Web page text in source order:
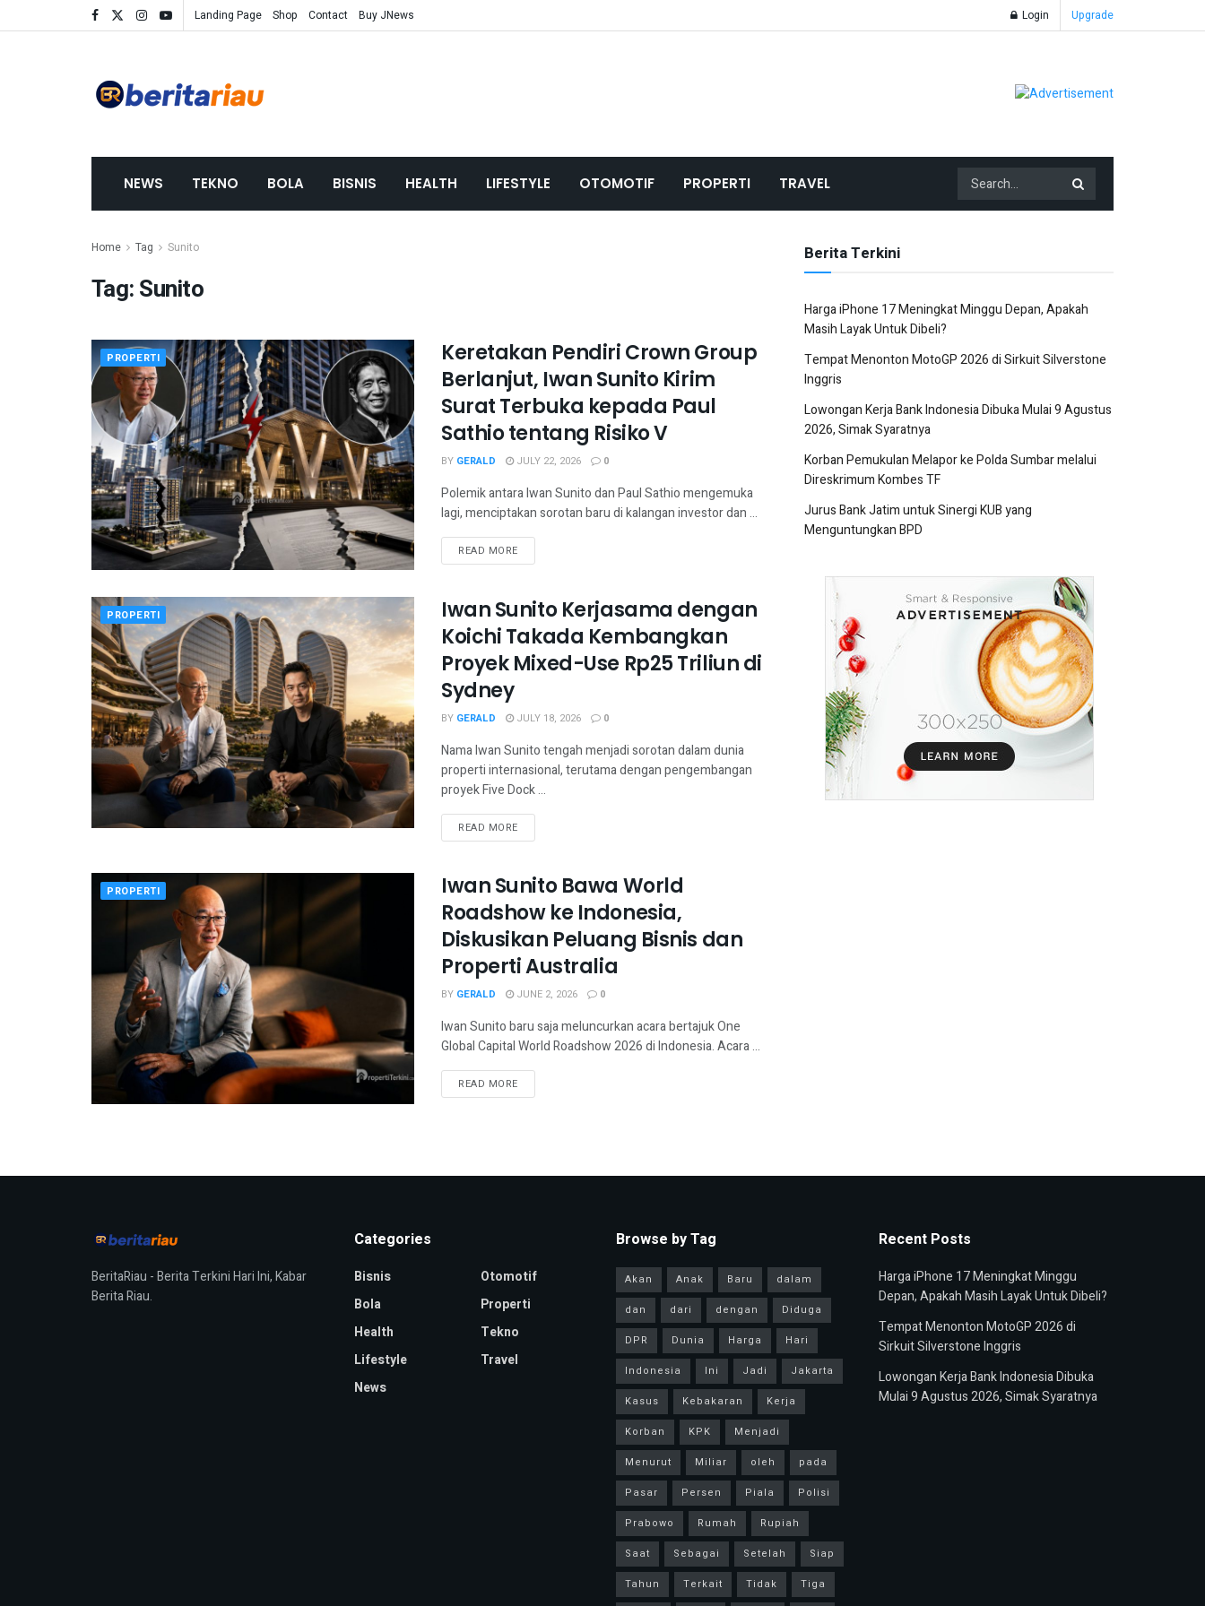
Landing Page Shop Contact Buy JNews Login Upgrade
NEWS TEKNO BOLA BISNIS HEALTH LIFESTYLE OTOMOTIF PROPERTI TRAVEL
Home Tag Sunito
Tag:Sunito
PROPERTI
Keretakan Pendiri Crown Group
Berlanjut, Iwan Sunito Kirim
Surat Terbuka kepada Paul
Sathio tentang Risiko V
BY GERALD JULY 22, 2026 0
Polemik antara Iwan Sunito dan Paul Sathio mengemuka
lagi, menciptakan sorotan baru di kalangan investor dan ...
READ MORE
PROPERTI
Iwan Sunito Kerjasama dengan
Koichi Takada Kembangkan
Proyek Mixed-Use Rp25 Triliun di
Sydney
BY GERALD JULY 18, 2026 0
Nama Iwan Sunito tengah menjadi sorotan dalam dunia
properti internasional, terutama dengan pengembangan
proyek Five Dock ...
READ MORE
PROPERTI
Iwan Sunito Bawa World
Roadshow ke Indonesia,
Diskusikan Peluang Bisnis dan
Properti Australia
BY GERALD JUNE 2, 2026 0
Iwan Sunito baru saja meluncurkan acara bertajuk One
Global Capital World Roadshow 2026 di Indonesia. Acara ...
READ MORE
Berita Terkini
Harga iPhone 17 Meningkat Minggu Depan, Apakah
Masih Layak Untuk Dibeli?
Tempat Menonton MotoGP 2026 di Sirkuit Silverstone
Inggris
Lowongan Kerja Bank Indonesia Dibuka Mulai 9 Agustus
2026, Simak Syaratnya
Korban Pemukulan Melapor ke Polda Sumbar melalui
Direskrimum Kombes TF
Jurus Bank Jatim untuk Sinergi KUB yang
Menguntungkan BPD
BeritaRiau - Berita Terkini Hari Ini, Kabar
Berita Riau.
Categories
Bisnis
Bola
Health
Lifestyle
News
Otomotif
Properti
Tekno
Travel
Browse by Tag
Akan Anak Baru
dalam
dan
dari dengan
Diduga
DPR
Dunia Harga
Hari
Indonesia
Ini Jadi
Jakarta
Kasus
Kebakaran
Kerja
Korban
KPK
Menjadi
Menurut
Miliar oleh
pada
Pasar
Persen Piala
Polisi
Prabowo
Rumah
Rupiah
Saat
Sebagai Setelah
Siap
Tahun
Terkait Tidak Tiga
Recent Posts
Harga iPhone 17 Meningkat Minggu
Depan, Apakah Masih Layak Untuk Dibeli?
Tempat Menonton MotoGP 2026 di
Sirkuit Silverstone Inggris
Lowongan Kerja Bank Indonesia Dibuka
Mulai 9 Agustus 2026, Simak Syaratnya